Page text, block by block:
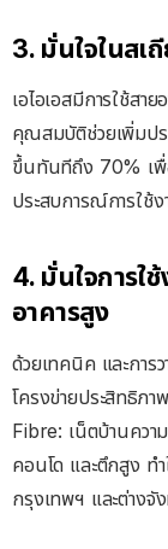
3. มั่นใจในสเ
เอไอเอสมีการใช้ส
คุณสมบัติช่วยเพิ่มปร
ขึ้นทันทีถึง 70% เพื่
ประสบการณ์การใช้
4. มั่นใจการใ
อาคารสูง
ด้วยเทคนิค และกา
โครงข่ายประสิทธิภ
Fibre: เน็ตบ้านควา
คอนโด และตึกสูง ท
กรุงเทพฯ และต่างจั